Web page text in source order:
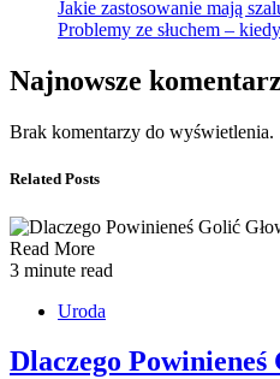
Jakie zastosowanie mają
Problemy ze słuchem –
Najnowsze
Brak komentarzy do wyświetlenia.
Related Posts
Read More
3 minute read
Uroda
Dlaczego Powinieneś